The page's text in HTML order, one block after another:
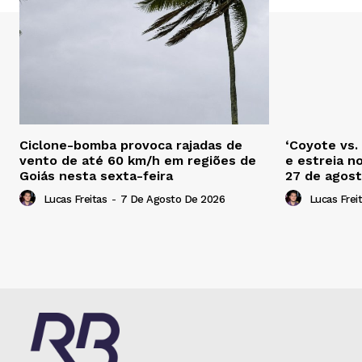
Ciclone-bomba provoca rajadas de
vento de até 60 km/h em regiões de
Goiás nesta sexta-feira
Lucas Freitas - 7 De Agosto De 2026
‘Coyote
e estreia
27 de
Lucas